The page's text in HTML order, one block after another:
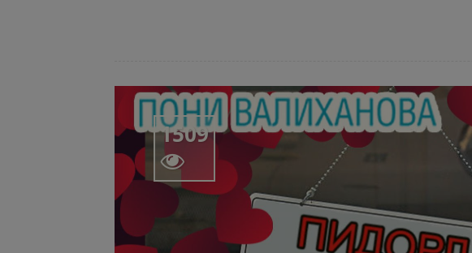
1509
